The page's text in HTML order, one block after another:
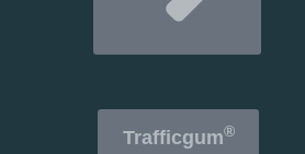
Trafficgum®